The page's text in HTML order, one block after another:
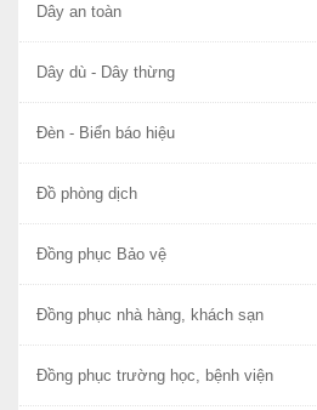
Dây an toàn
Dây dù - Dây thừng
Đèn - Biển báo hiệu
Đồ phòng dịch
Đồng phục Bảo vệ
Đồng phục nhà hàng, khách sạn
Đồng phục trường học, bệnh viện